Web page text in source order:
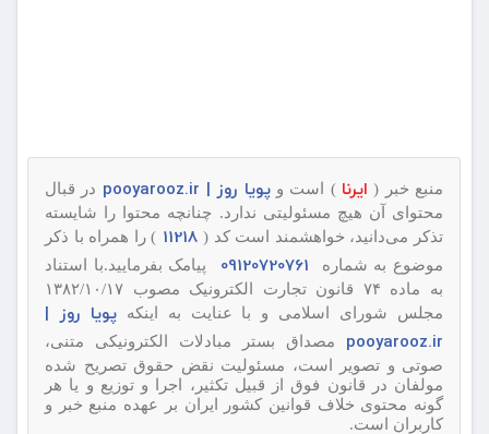
منبع خبر ( ایرنا ) است وپویا روز | pooyarooz.ir
در قبال
محتوای آن هیچ مسئولیتی ندارد. چنانچه محتوا را شایسته
تذکر می‌دانید، خواهشمند است کد (11218
) را همراه با ذکر
موضوع به شماره
پیامک بفرمایید.با استناد
به ماده ۷۴ قانون تجارت الکترونیک مصوب ۱۳۸۲/۱۰/۱۷
مجلس شورای اسلامی و با عنایت به اینکهپویا روز |
pooyarooz.ir مصداق بستر مبادلات الکترونیکی متنی،
صوتی و تصویر است، مسئولیت نقض حقوق تصریح شده
مولفان در قانون فوق از قبیل تکثیر، اجرا و توزیع و یا هر
گونه محتوی خلاف قوانین کشور ایران بر عهده منبع خبر و
کاربران است.